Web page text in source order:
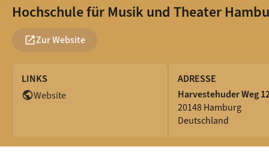
Hochschule für Musik und Theater
open_in_newZur Website
LINKS
publicWebsite
ADRESSE
Harvestehuder Weg
20148 Hamburg
Deutschland